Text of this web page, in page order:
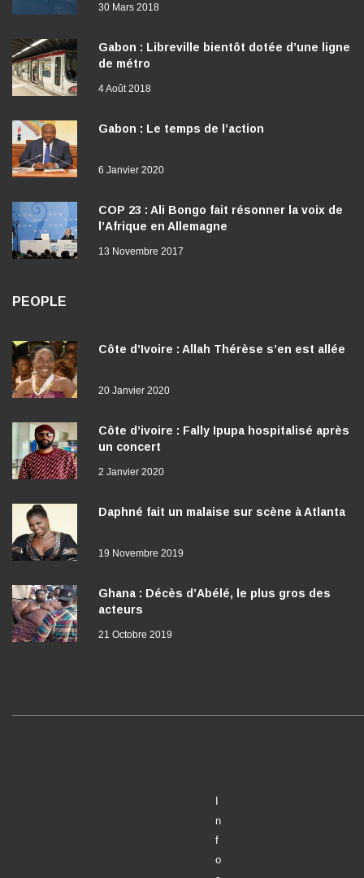
30 Mars 2018
Gabon : Libreville bientôt dotée d’une ligne
de métro
4 Août 2018
Gabon : Le temps de l’action
6 Janvier 2020
COP 23 : Ali Bongo fait résonner la voix de
l’Afrique en Allemagne
13 Novembre 2017
PEOPLE
Côte d’Ivoire : Allah Thérèse s’en est allée
20 Janvier 2020
Côte d’ivoire : Fally Ipupa hospitalisé après
un concert
2 Janvier 2020
Daphné fait un malaise sur scène à Atlanta
19 Novembre 2019
Ghana : Décès d’Abélé, le plus gros des
acteurs
21 Octobre 2019
n
f
o